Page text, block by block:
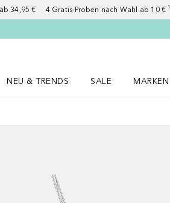
34,95 € 4 Gratis-Proben nach Wahl ab 10 € ¹
NEU & TRENDS
SALE
MARKEN